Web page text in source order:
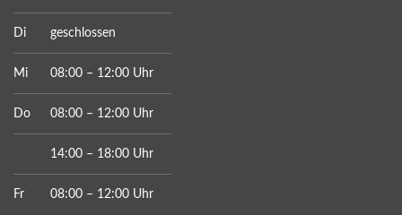
Di geschlossen
Mi 08:00 – 12:00 Uhr
Do 08:00 – 12:00 Uhr
14:00 – 18:00 Uhr
Fr 08:00 – 12:00 Uhr